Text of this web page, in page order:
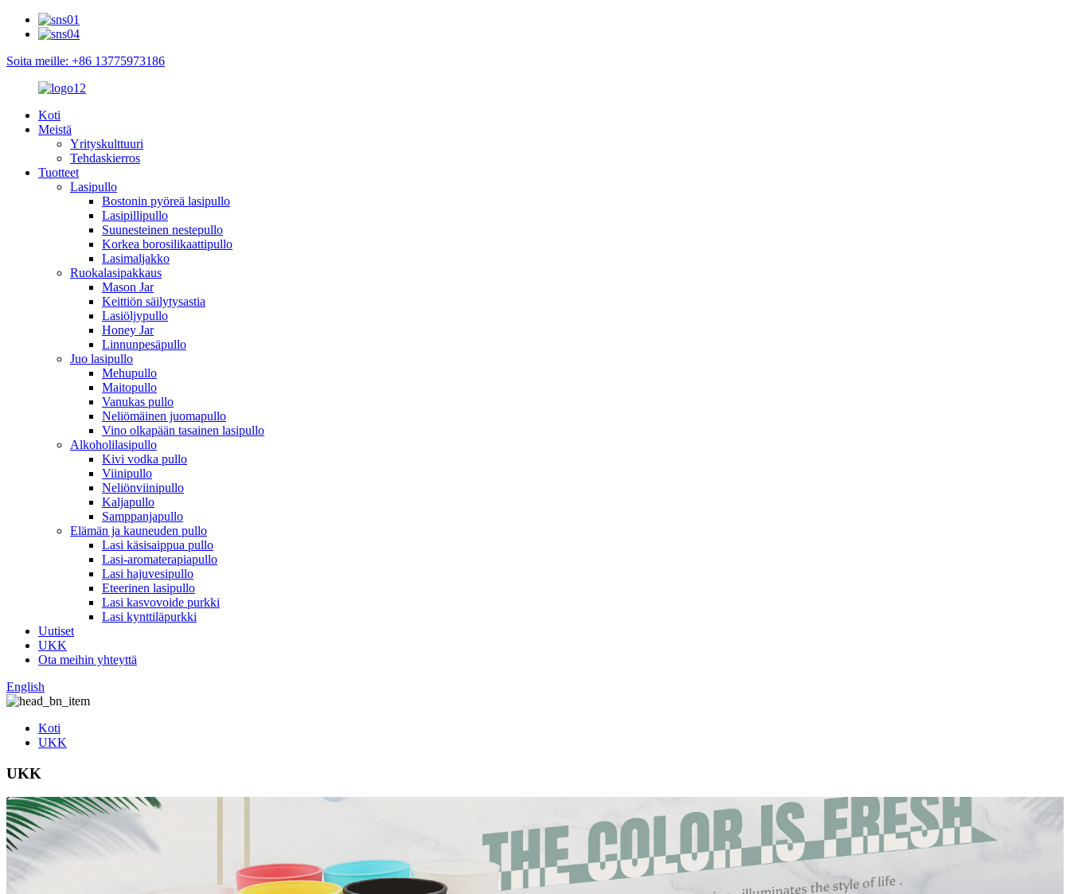
Soita meille: +86 13775973186
Koti
Meistä
Yrityskulttuuri
Tehdaskierros
Tuotteet
Lasipullo
Bostonin pyöreä lasipullo
Lasipillipullo
Suunesteinen nestepullo
Korkea borosilikaattipullo
Lasimaljakko
Ruokalasipakkaus
Mason Jar
Keittiön säilytysastia
Lasiöljypullo
Honey Jar
Linnunpesäpullo
Juo lasipullo
Mehupullo
Maitopullo
Vanukas pullo
Neliömäinen juomapullo
Vino olkapään tasainen lasipullo
Alkoholilasipullo
Kivi vodka pullo
Viinipullo
Neliönviinipullo
Kaljapullo
Samppanjapullo
Elämän ja kauneuden pullo
Lasi käsisaippua pullo
Lasi-aromaterapiapullo
Lasi hajuvesipullo
Eteerinen lasipullo
Lasi kasvovoide purkki
Lasi kynttiläpurkki
Uutiset
UKK
Ota meihin yhteyttä
English
Koti
UKK
UKK